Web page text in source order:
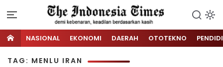
NASIONAL EKONOMI DAERAH OTOTEKNO
TAG: MENLU IRAN